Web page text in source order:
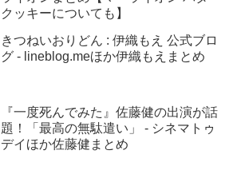
クッキーについても】
きつねいおりどん : 伊織もえ 公式ブロ
グ - lineblog.meほか伊織もえまとめ
『一度死んでみた』佐藤健の出演が話
題！「最高の無駄遣い」 - シネマトゥ
デイほか佐藤健まとめ